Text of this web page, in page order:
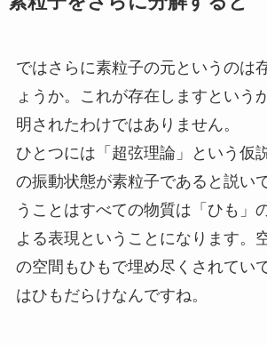
ではさらに素粒子の元というのは
ょうか。これが存在しますという
明されたわけではありません。
ひとつには「超弦理論」という仮
の振動状態が素粒子であると説い
うことはすべての物質は「ひも」
よる表現ということになります。
の空間もひもで埋め尽くされてい
はひもだらけなんですね。